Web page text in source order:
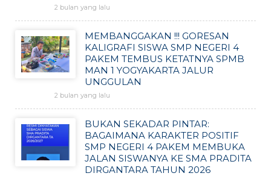
2 bulan yang lalu
MEMBANGGAKAN !!! GORESAN
KALIGRAFI SISWA SMP NEGERI 4
PAKEM TEMBUS KETATNYA SPMB
MAN 1 YOGYAKARTA JALUR
UNGGULAN
2 bulan yang lalu
BUKAN SEKADAR PINTAR:
BAGAIMANA KARAKTER POSITIF
SMP NEGERI 4 PAKEM MEMBUKA
JALAN SISWANYA KE SMA PRADITA
DIRGANTARA TAHUN 2026